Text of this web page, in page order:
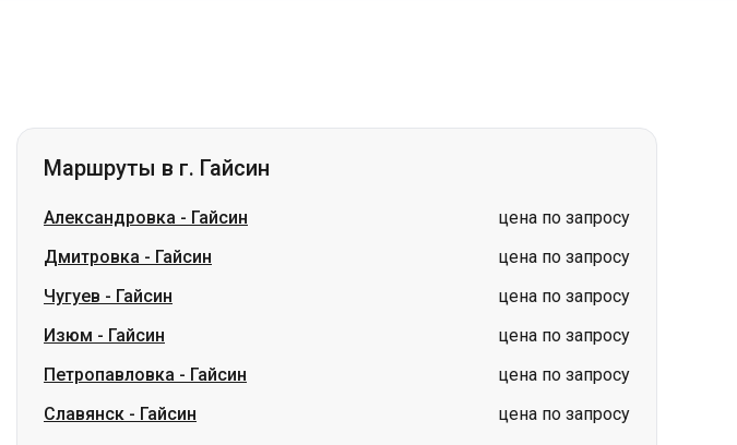
Чугуев-Гайсин
Изюм-Гайсин
цена по запросу
Петропавловка-Гайсин
цена по запросу
Славянск-Гайсин
цена по запросу
Лозовая-Гайсин
цена по запросу
Ивано-Франковск-Гайсин
цена по запросу
Павлоград-Гайсин
цена по запросу